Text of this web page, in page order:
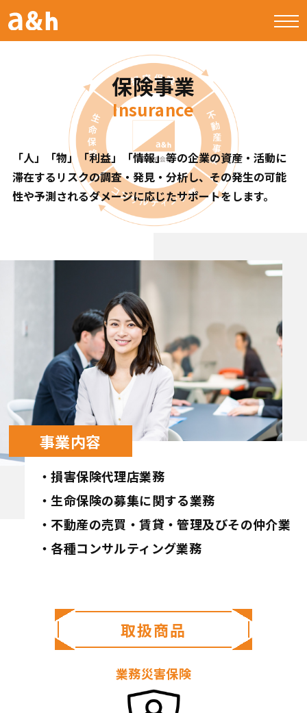
保険事業
Insurance
「人」「物」「利益」「情報」等の企業の資産・活動に
滞在するリスクの調査・発見・分析し、その発生の可能
性や予測されるダメージに応じたサポートをします。
事業内容
・損害保険代理店業務
・生命保険の募集に関する業務
・不動産の売買・賃貸・管理及びその仲介業
・各種コンサルティング業務
取扱商品
業務災害保険